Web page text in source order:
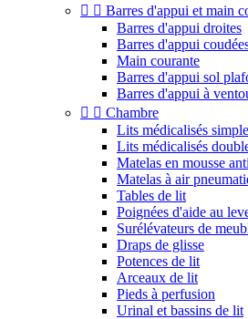
  Barres d'appui et main
Barres d'appui droites
Barres d'appui
Main courante
Barres d'appui sol
Barres d'appui à
  Chambre
Lits médicalisés
Lits médicalisés
Matelas en mousse
Matelas à air
Tables de lit
Poignées d'aide au
Surélévateurs de
Draps de glisse
Potences de lit
Arceaux de lit
Pieds à perfusion
Urinal et bassins de lit